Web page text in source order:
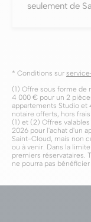
seulement de
* Conditions sur
(1) Offre sous forme de
4 000 € pour un 2
appartements Studio et
notaire offerts, hors
(1) et (2) Offres
2026 pour l'achat d'un
Saint-Cloud, mais non
ou à venir. Dans la
premiers réservataires.
ne pourra pas